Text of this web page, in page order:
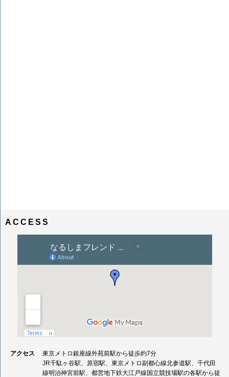
ACCESS
アクセス
東京メトロ銀座線外苑前駅から徒歩約7分
JR千駄ヶ谷駅、原宿駅、東京メトロ副都心線北参道駅、千代田
線明治神宮前駅、都営地下鉄大江戸線国立競技場駅の各駅から徒